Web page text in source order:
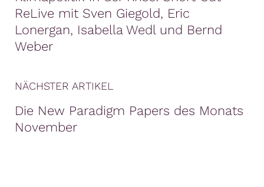
ReLive mit Sven Giegold, Eric
Lonergan, Isabella Wedl und Bernd
Weber
NÄCHSTER ARTIKEL
Die New Paradigm Papers des Monats
November